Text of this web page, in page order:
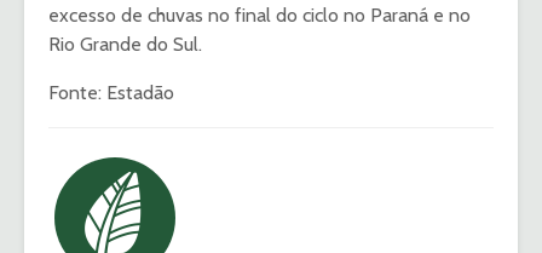
excesso de chuvas no final do ciclo no Paraná e no
Rio Grande do Sul.
Fonte: Estadão